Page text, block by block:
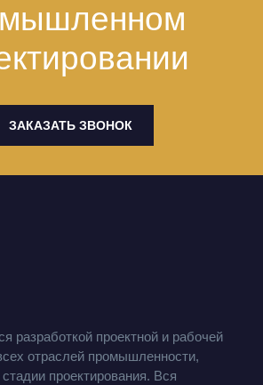
ЗАКАЗАТЬ ЗВОНОК
разработкой проектной и рабочей
отраслей промышленности,
проектирования. Вся